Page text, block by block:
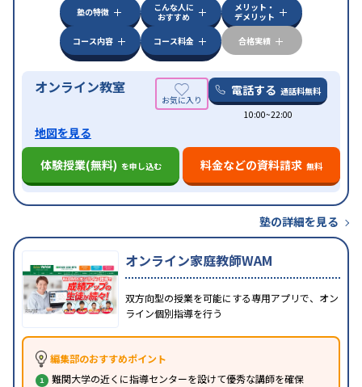
特徴
中高一貫校生に対応授業の振替可能 不登校生に対
オンライン対応 1科目から受講可能季節講習の
みの受講可
自習室あり
塾の特徴
こんな人に
おすすめ
メリット・
デメリット
コース内容
コース料金 合格実績
オンライン教室 電話する 通話料無料
10:00~22:00
地図を見る
体験授業(無料) を申し込む 料金などの資料請求 無料
塾の詳細を見る
オンライン家庭教師WAM
双方向型の授業を可能にする専用アプリで、オン
ライン個別指導を行う
編集部のおすすめポイント
難関大学の近くに指導センターを設けて優秀な講師を確保